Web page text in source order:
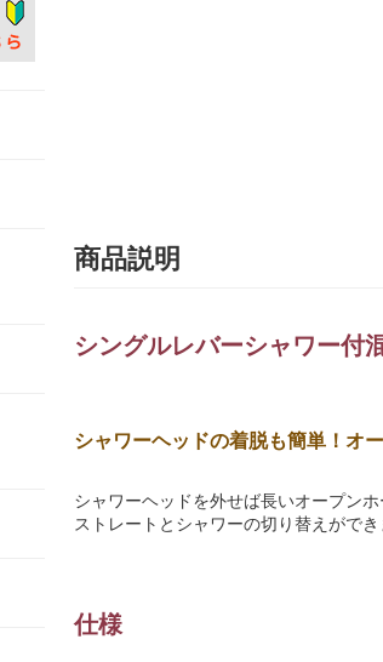
商品説明
シングルレバーシャワー付
シャワーヘッドの着脱も簡単！オ
シャワーヘッドを外せば長いオープン
ストレートとシャワーの切り替えができ
仕様